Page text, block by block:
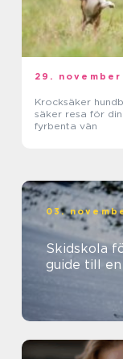
29. november
Krocksäker
säker resa för din
fyrbenta vän
03.
Skidskola
guide till